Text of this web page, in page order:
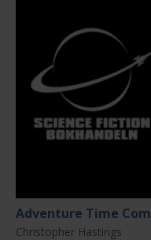
Christopher Hastings